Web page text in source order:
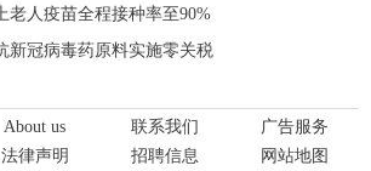
老人疫苗全程接种率至90%
新冠病毒药原料实施零关税
About us 联系我们
广告服务
法律声明 招聘信息 网站地图